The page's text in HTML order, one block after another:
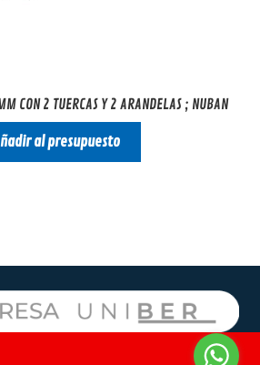
CON 2 TUERCAS Y 2 ARANDELAS ; NUBAN
al presupuesto